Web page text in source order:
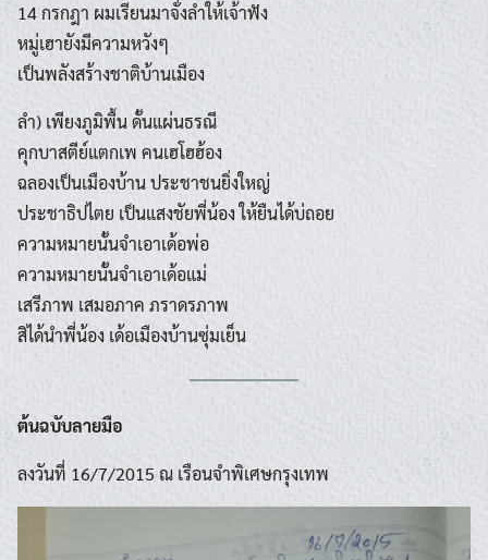
14 กรกฎา ผมเรียนมาจั่งลำให้เจ้าฟัง
หมู่เฮายังมีความหวังๆ
เป็นพลังสร้างชาติบ้านเมือง
ลำ) เพียงภูมิพื้น ดั้นแผ่นธรณี
คุกบาสตีย์แตกเพ คนเฮโฮฮ้อง
ฉลองเป็นเมืองบ้าน ประชาชนยิ่งใหญ่
ประชาธิปไตย เป็นแสงชัยพี่น้อง ให้ยืนได้บ่ถอย
ความหมายนั้นจำเอาเด้อพ่อ
ความหมายนั้นจำเอาเด้อแม่
เสรีภาพ เสมอภาค ภราดรภาพ
สิได้นำพี่น้อง เด้อเมืองบ้านซุ่มเย็น
ต้นฉบับลายมือ
ลงวันที่ 16/7/2015 ณ เรือนจำพิเศษกรุงเทพ